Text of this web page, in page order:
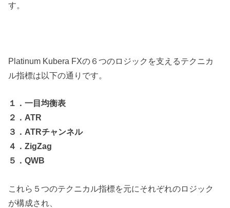
す。
Platinum Kubera FXの６つのロジックを支えるテクニカ
ル指標は以下の通りです。
１．一目均衡表
２．ATR
３．ATRチャンネル
４．ZigZag
５．QWB
これら５つのテクニカル指標を元にそれぞれのロジック
が構成され、